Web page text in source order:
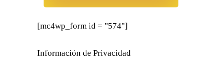
[mc4wp_form id = "574"]
Información de Privacidad